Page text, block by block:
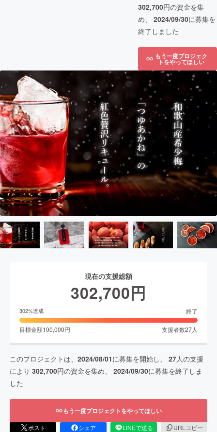
302,700円の資金を集
め、 2024/09/30に募集を
終了しました
もう一度プロジェク
トをやってほしい
現在の支援総額
302,700円
302%達成 終了
目標金額100,000円 支援者数27人
このプロジェクトは、 2024/08/01に募集を開始し、 27人の支援
により 302,700円の資金を集め、 2024/09/30に募集を終了しま
した
もう一度プロジェクトをやってほしい
ポスト シェア LINEで送る
URLコピー